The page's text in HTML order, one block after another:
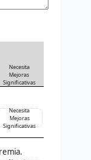
Necesita
Mejoras
Significativas
Necesita
Mejoras
Significativas